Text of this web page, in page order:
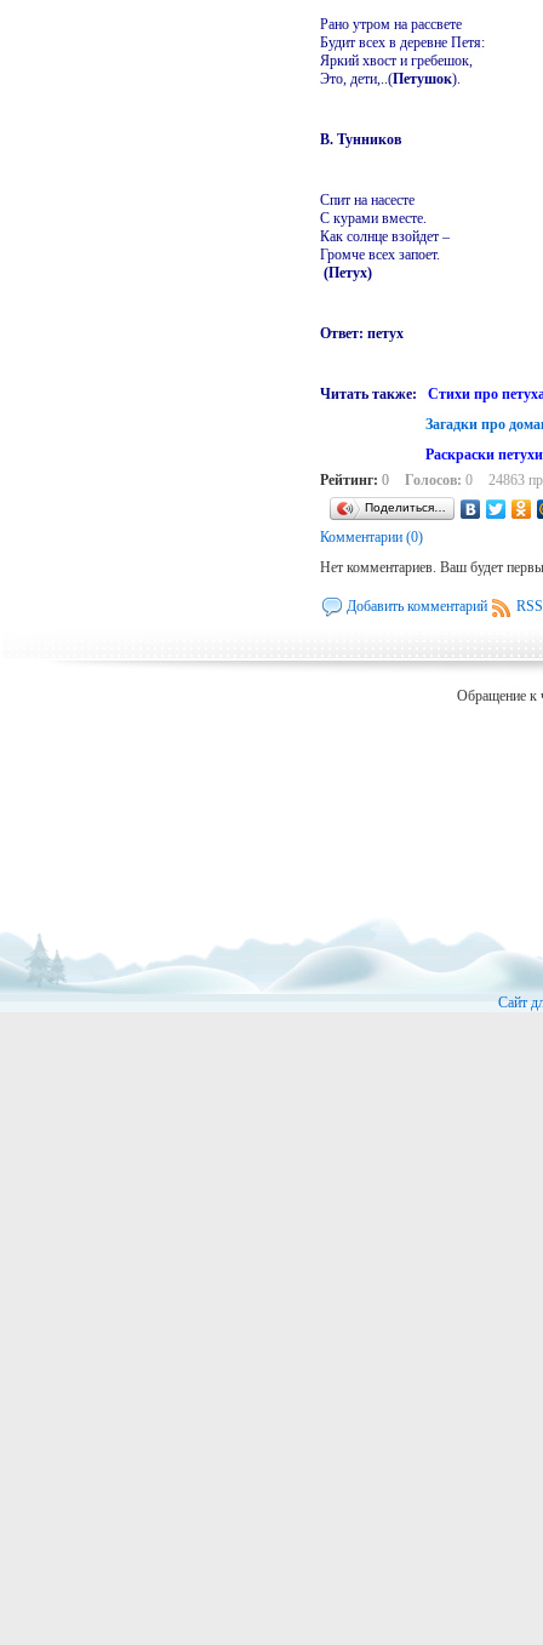
Рано утром на рассвете
Будит всех в деревне Петя:
Яркий хвост и гребешок,
Это, дети,..(Петушок).
В. Тунников
Спит на насесте
С курами вместе.
Как солнце взойдет –
Громче всех запоет.
(Петух)
Ответ: петух
Читать также: Стихи про
Загадки про
Раскраски петухи
Рейтинг: 0 Голосов: 0 24863
Поделиться…
Комментарии (0)
Нет комментариев. Ваш будет
Добавить комментарий
Обращение к
Сайт